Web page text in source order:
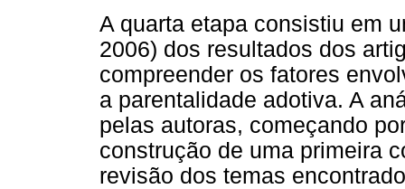
A quarta etapa consistiu em
2006) dos resultados dos
compreender os fatores
a parentalidade adotiva. A
pelas autoras, começando
construção de uma primeira
revisão dos temas